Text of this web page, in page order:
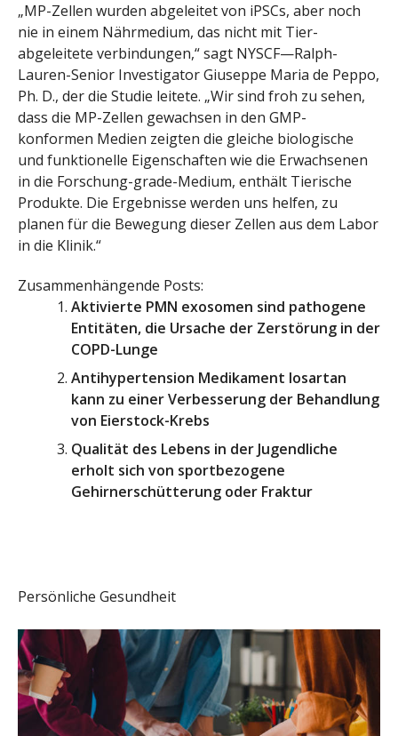
„MP-Zellen wurden abgeleitet von iPSCs, aber noch
nie in einem Nährmedium, das nicht mit Tier-
abgeleitete verbindungen,“ sagt NYSCF—Ralph-
Lauren-Senior Investigator Giuseppe Maria de Peppo,
Ph. D., der die Studie leitete. „Wir sind froh zu sehen,
dass die MP-Zellen gewachsen in den GMP-
konformen Medien zeigten die gleiche biologische
und funktionelle Eigenschaften wie die Erwachsenen
in die Forschung-grade-Medium, enthält Tierische
Produkte. Die Ergebnisse werden uns helfen, zu
planen für die Bewegung dieser Zellen aus dem Labor
in die Klinik.“
Zusammenhängende Posts:
Aktivierte PMN exosomen sind pathogene
Entitäten, die Ursache der Zerstörung in der
COPD-Lunge
Antihypertension Medikament losartan
kann zu einer Verbesserung der Behandlung
von Eierstock-Krebs
Qualität des Lebens in der Jugendliche
erholt sich von sportbezogene
Gehirnerschütterung oder Fraktur
Persönliche Gesundheit